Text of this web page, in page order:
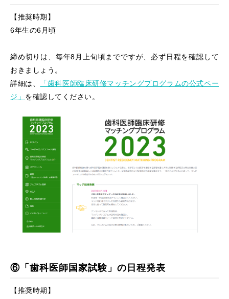
【推奨時期】
6年生の6月頃
締め切りは、毎年8月上旬頃までですが、必ず日程を確認して
おきましょう。
詳細は、
「歯科医師臨床研修マッチングプログラムの公式ペー
ジ」 を確認してください。
⑥「歯科医師国家試験」の日程発表
【推奨時期】